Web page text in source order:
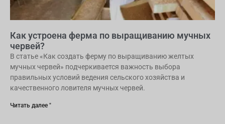
Как устроена ферма по выращиванию мучных
червей?
В статье «Как создать ферму по выращиванию желтых
мучных червей» подчеркивается важность выбора
правильных условий ведения сельского хозяйства и
качественного ловителя мучных червей.
Читать далее "